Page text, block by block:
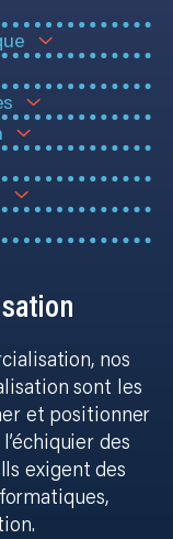
nos
sont les
et positionner
des
exigent des